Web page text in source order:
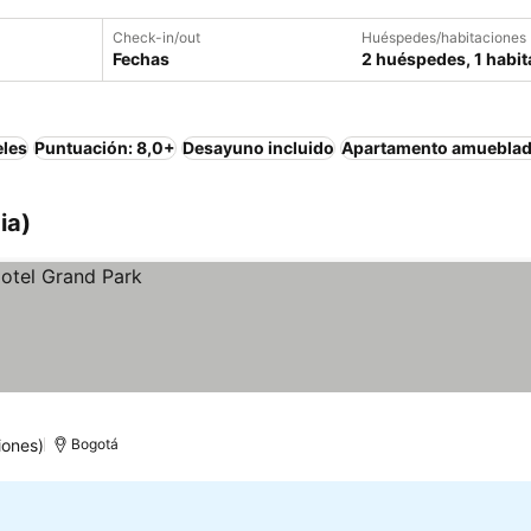
Check-in/out
Fechas
Huéspedes/habitaciones
2 huéspedes, 1
Puntuación: 8,0+ Desayuno incluido Apartamento
Bogotá